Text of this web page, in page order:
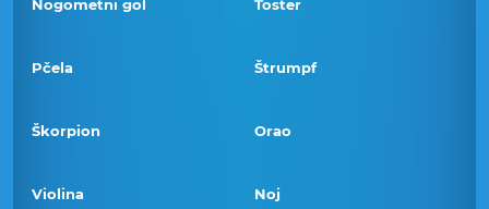
Nogometni gol Toster
Pčela Štrumpf
Škorpion Orao
Violina Noj